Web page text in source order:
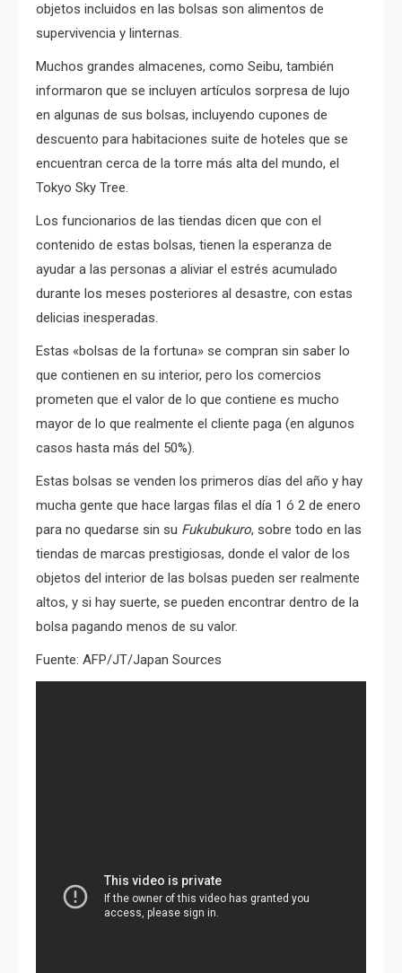
objetos incluidos en las bolsas son alimentos de
supervivencia y linternas.
Muchos grandes almacenes, como Seibu, también
informaron que se incluyen artículos sorpresa de lujo
en algunas de sus bolsas, incluyendo cupones de
descuento para habitaciones suite de hoteles que se
encuentran cerca de la torre más alta del mundo, el
Tokyo Sky Tree.
Los funcionarios de las tiendas dicen que con el
contenido de estas bolsas, tienen la esperanza de
ayudar a las personas a aliviar el estrés acumulado
durante los meses posteriores al desastre, con estas
delicias inesperadas.
Estas «bolsas de la fortuna» se compran sin saber lo
que contienen en su interior, pero los comercios
prometen que el valor de lo que contiene es mucho
mayor de lo que realmente el cliente paga (en algunos
casos hasta más del 50%).
Estas bolsas se venden los primeros días del año y hay
mucha gente que hace largas filas el día 1 ó 2 de enero
para no quedarse sin su Fukubukuro, sobre todo en las
tiendas de marcas prestigiosas, donde el valor de los
objetos del interior de las bolsas pueden ser realmente
altos, y si hay suerte, se pueden encontrar dentro de la
bolsa pagando menos de su valor.
Fuente: AFP/JT/Japan Sources